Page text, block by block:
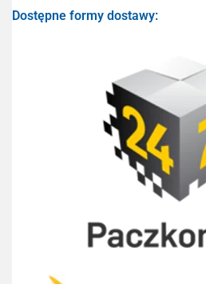
Dostępne formy dostawy: